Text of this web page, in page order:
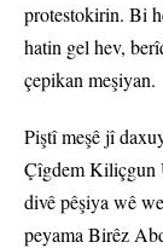
protestokirin. Bi
hatin gel hev,
çepikan meşiyan.
Piştî meşê jî
Çîgdem Kiliçgun
divê pêşiya wê
peyama Birêz